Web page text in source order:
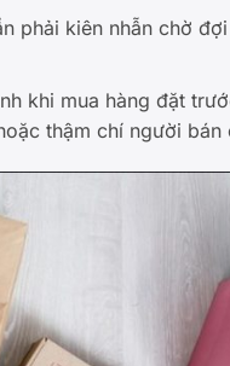
phải kiên nhẫn chờ
khi mua hàng đặt
thậm chí người bán